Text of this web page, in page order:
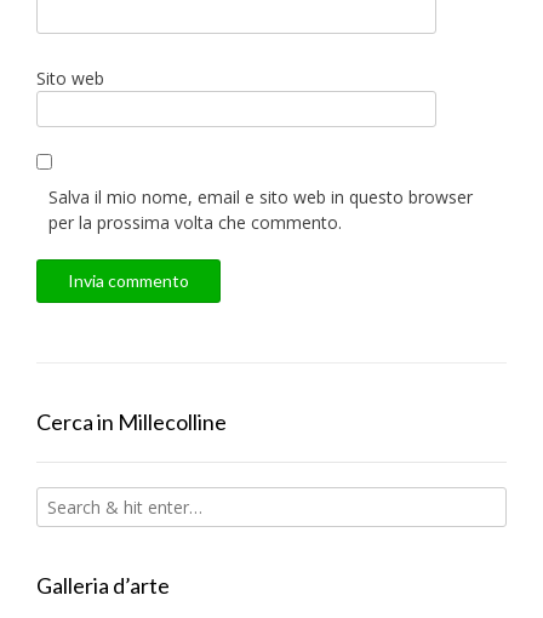
Sito web
Salva il mio nome, email e sito web in questo browser
per la prossima volta che commento.
Cerca in Millecolline
Galleria d’arte